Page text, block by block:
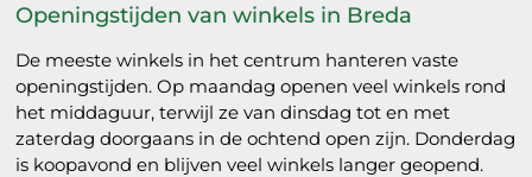
Openingstijden van winkels in Breda
De meeste winkels in het centrum hanteren vaste
openingstijden. Op maandag openen veel winkels rond
het middaguur, terwijl ze van dinsdag tot en met
zaterdag doorgaans in de ochtend open zijn. Donderdag
is koopavond en blijven veel winkels langer geopend.